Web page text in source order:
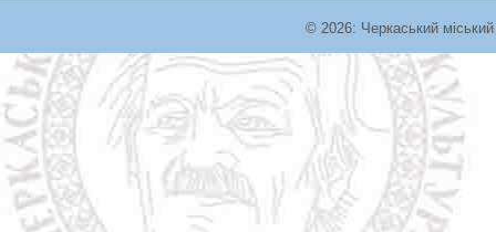
© 2026: Черкаський